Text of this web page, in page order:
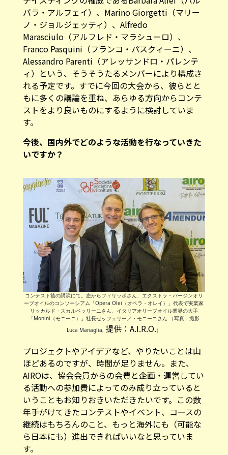
バラ・アルフェイ）、Marino Giorgetti（マリー
ノ・ジョルジェッティ）、Alfredo
Marasciulo（アルフレド・マラシューロ）、
Franco Pasquini（フランコ・パスクィーニ）、
Alessandro Parenti（アレッサンドロ・パレンテ
ィ）という、そうそうたるメンバーにより構成さ
れる予定です。すでに今回の大会から、彼らとと
もに多くの議論を重ね、あらゆる方向からコンテ
ストをより良いものにするように検討していま
す。
―――今後、国内外でどのような活動を行なっていきた
いですか？
コンテスト後の講演にて。左からフィリッポさん、エクストラ・バージンオリ
ーブオイルのコンソーシアム「Opera Olei（オペラ・オレイ）」代表で実業家
リッカルド・スカルペッリーニさん、イタリアオリーブオイル業界の大手
「Monini（モニーニ）」社長ゼッフェリーノ・モニーニさん （写真：撮影
Luca Managlia, 提供：A.I.R.O.）
プロジェクトやアイデアなど、やりたいことは山
ほどあるのですが、時間が足りません。また、
AIROは、協会会員からの会費と企画・運営してい
る活動への参加費によってのみ成り立っていると
いうこともお知りおきいただきたいです。この数
年手がけてきたコンテストやイベント、コースの
継続はもちろんのこと、もっと海外にも（可能な
ら日本にも）進出できればいいなと思っていま
す。